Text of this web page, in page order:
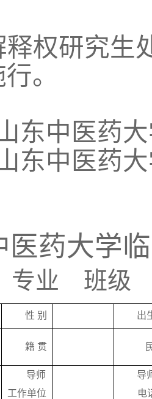
释权研究生
。
东中医药
东中医药
医药大学
专业 班级
性 别 出
籍 贯
导师
工作单位
导
电